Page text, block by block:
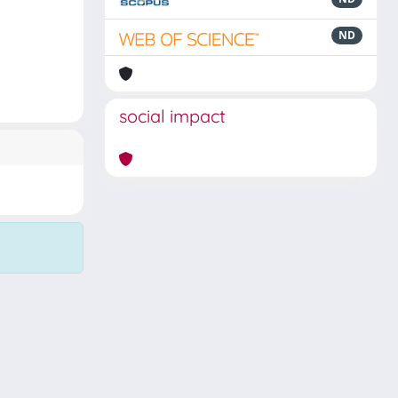
ND
social impact